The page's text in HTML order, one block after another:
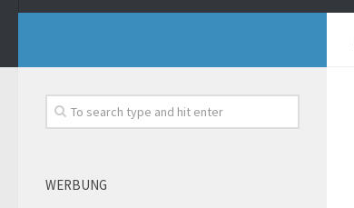
WERBUNG